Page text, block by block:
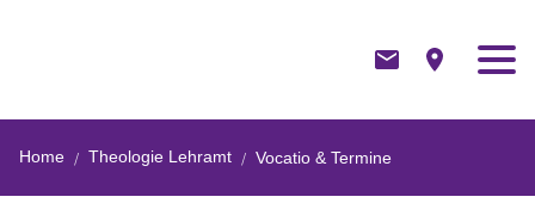
Home Theologie Lehramt Vocatio & Termine